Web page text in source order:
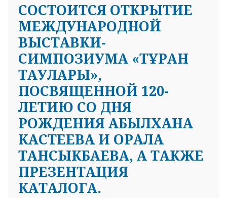
СОСТОИТСЯ ОТКРЫТИЕ
МЕЖДУНАРОДНОЙ
ВЫСТАВКИ-
СИМПОЗИУМА «ТҰРАН
ТАУЛАРЫ»,
ПОСВЯЩЕННОЙ 120-
ЛЕТИЮ СО ДНЯ
РОЖДЕНИЯ АБЫЛХАНА
КАСТЕЕВА И ОРАЛА
ТАНСЫКБАЕВА, А ТАКЖЕ
ПРЕЗЕНТАЦИЯ
КАТАЛОГА.